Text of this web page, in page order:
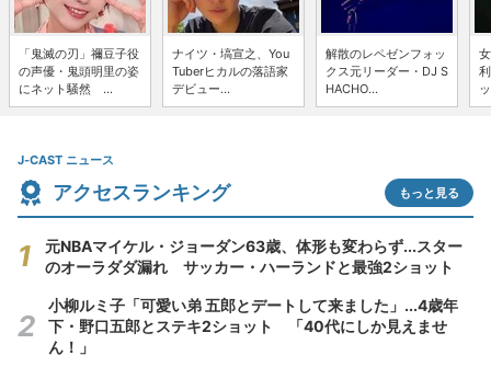
「鬼滅の刃」禰豆子役
の声優・鬼頭明里の姿
にネット騒然 ...
ナイツ・塙宣之、You
Tuberヒカルの落語家
デビュー...
解散のレペゼンフォッ
クス元リーダー・DJ S
HACHO...
J-CAST ニュース
アクセスランキング もっと見る
元NBAマイケル・ジョーダン63歳、体形も変わらず...スター
のオーラダダ漏れ サッカー・ハーランドと最強2ショット
小柳ルミ子「可愛い弟 五郎とデートして来ました」...4歳年
下・野口五郎とステキ2ショット 「40代にしか見えませ
ん！」